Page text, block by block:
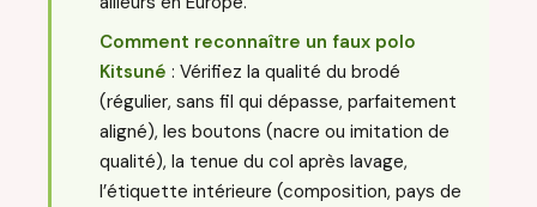
Comment reconnaître un faux polo
Kitsuné : Vérifiez la qualité du brodé
(régulier, sans fil qui dépasse, parfaitement
aligné), les boutons (nacre ou imitation de
qualité), la tenue du col après lavage,
l’étiquette intérieure (composition, pays de